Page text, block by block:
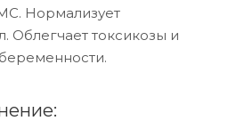
Нормализует
Облегчает токсикозы и